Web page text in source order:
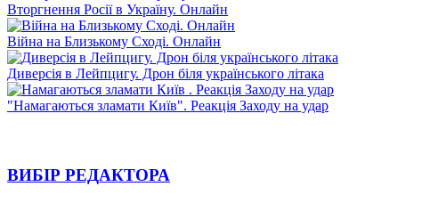
Вторгнення Росії в Україну. Онлайн
Війна на Близькому Сході. Онлайн
Диверсія в Лейпцигу. Дрон біля українського літака
"Намагаються зламати Київ". Реакція Заходу на удар
ВИБІР РЕДАКТОРА